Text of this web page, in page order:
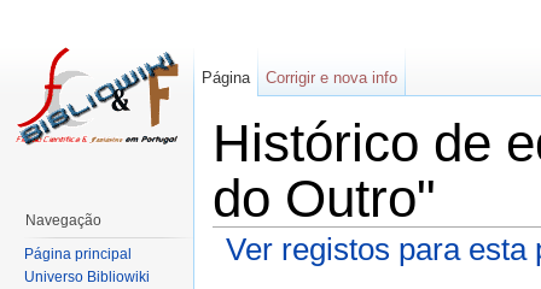
Histórico de
do Outro"
Ver registos para esta
Página Corrigir e nova info
Navegação
Página principal
Universo Bibliowiki